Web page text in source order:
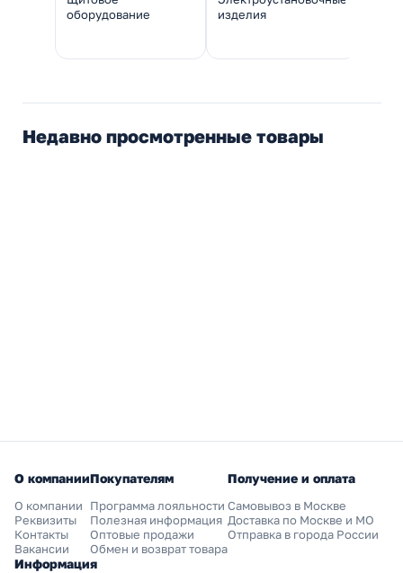
оборудование
изделия
Недавно просмотренные товары
О компании
О компании
Реквизиты
Контакты
Вакансии
Покупателям
Программа лояльности
Полезная информация
Оптовые продажи
Обмен и возврат товара
Получение и оплата
Самовывоз в Москве
Доставка по Москве и МО
Отправка в города России
Информация